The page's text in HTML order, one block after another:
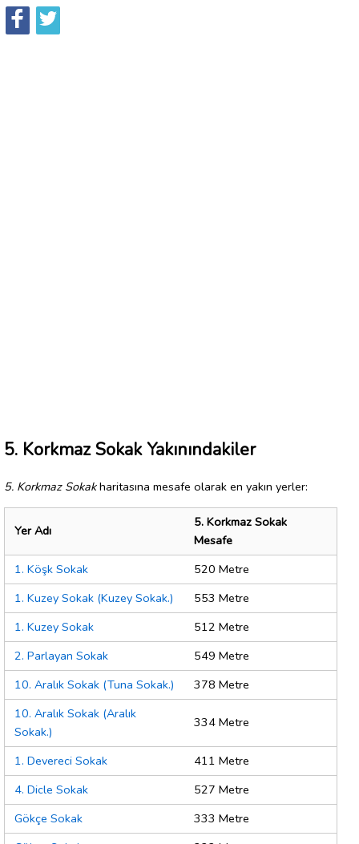
5. Korkmaz Sokak Yakınındakiler
5. Korkmaz Sokakharitasına mesafe olarak en yakın yerler:
Yer Adı
5. Korkmaz Sokak
Mesafe
1. Köşk Sokak
520 Metre
1. Kuzey Sokak (Kuzey Sokak.)
553 Metre
1. Kuzey Sokak
512 Metre
2. Parlayan Sokak
549 Metre
10. Aralık Sokak (Tuna Sokak.)
378 Metre
10. Aralık Sokak (Aralık
Sokak.)
334 Metre
1. Devereci Sokak
411 Metre
4. Dicle Sokak
527 Metre
Gökçe Sokak
333 Metre